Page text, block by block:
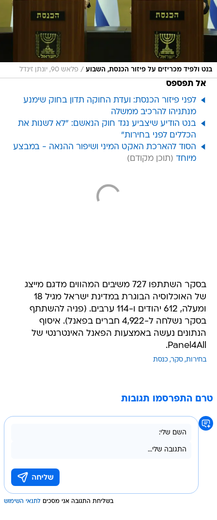
בנט ולפיד מכריזים על פיזור הכנסת, השבוע / פלאש 90, יונתן זינדל
אל תפספס
לפני פיזור הכנסת: ועדת החוקה תדון בחוק שימנע
מנתניהו להרכיב ממשלה
בנט הודיע שיצביע נגד חוק הנאשם: "לא לשנות את
הכללים לפני בחירות"
הסוד להארכת האקט המיני ושיפור ההנאה - במבצע
מיוחד
בסקר השתתפו 727 משיבים המהווים מדגם מייצג
של האוכלוסיה הבוגרת במדינת ישראל מגיל 18
ומעלה, 612 יהודים ו-114 ערבים. (פניה להשתתף
בסקר נשלחה ל-4,922 חברים בפאנל). איסוף
הנתונים נעשה באמצעות הפאנל האינטרנטי של
Panel4All.
בחירות סקר כנסת
טרם התפרסמו תגובות
בשליחת התגובה אני מסכים לתנאי השימוש